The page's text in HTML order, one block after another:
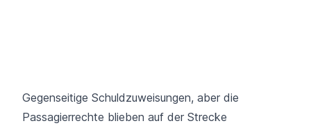
Gegenseitige Schuldzuweisungen, aber die
Passagierrechte blieben auf der Strecke